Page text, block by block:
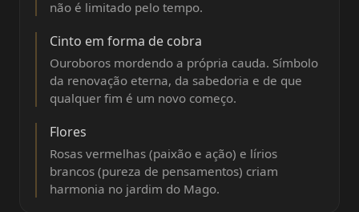
não é limitado pelo tempo.
Cinto em forma de cobra
Ouroboros mordendo a própria cauda. Símbolo
da renovação eterna, da sabedoria e de que
qualquer fim é um novo começo.
Flores
Rosas vermelhas (paixão e ação) e lírios
brancos (pureza de pensamentos) criam
harmonia no jardim do Mago.